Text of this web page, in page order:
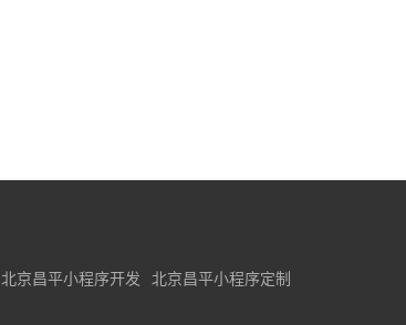
北京昌平小程序开发
北京昌平小程序定制